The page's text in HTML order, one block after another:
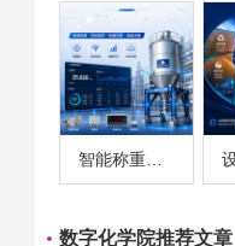
智能称重系统案例
数字化学院推荐文章